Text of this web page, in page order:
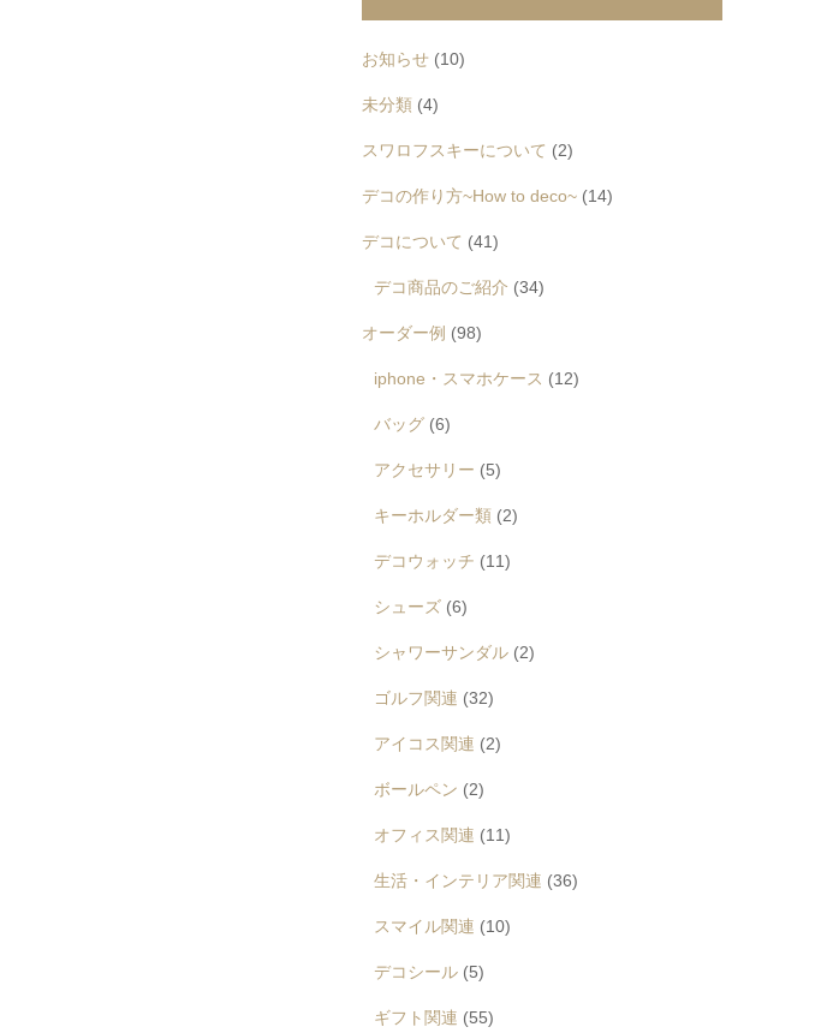
お知らせ (10)
未分類 (4)
スワロフスキーについて (2)
デコの作り方~How to deco~ (14)
デコについて (41)
デコ商品のご紹介 (34)
オーダー例 (98)
iphone・スマホケース (12)
バッグ (6)
アクセサリー (5)
キーホルダー類 (2)
デコウォッチ (11)
シューズ (6)
シャワーサンダル (2)
ゴルフ関連 (32)
アイコス関連 (2)
ボールペン (2)
オフィス関連 (11)
生活・インテリア関連 (36)
スマイル関連 (10)
デコシール (5)
ギフト関連 (55)